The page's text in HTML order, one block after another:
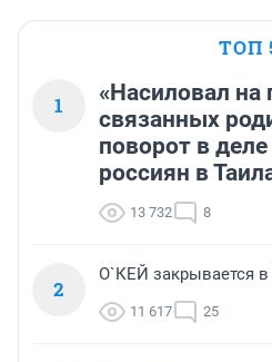
ТОП
1
«Насиловал на
связанных
поворот в
россиян в
13 732 8
2
О`КЕЙ закрывается в
11 617 25